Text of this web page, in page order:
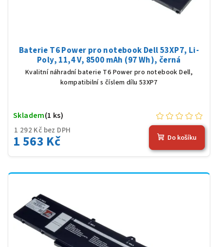
Baterie T6 Power pro notebook Dell 53XP7, Li-
Poly, 11,4 V, 8500 mAh (97 Wh), černá
Kvalitní náhradní baterie T6 Power pro notebook Dell,
kompatibilní s číslem dílu 53XP7
1 292 Kč bez DPH
1 563 Kč
Skladem(1 ks)
Do košíku